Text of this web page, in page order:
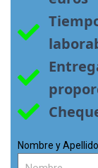
Nombre y